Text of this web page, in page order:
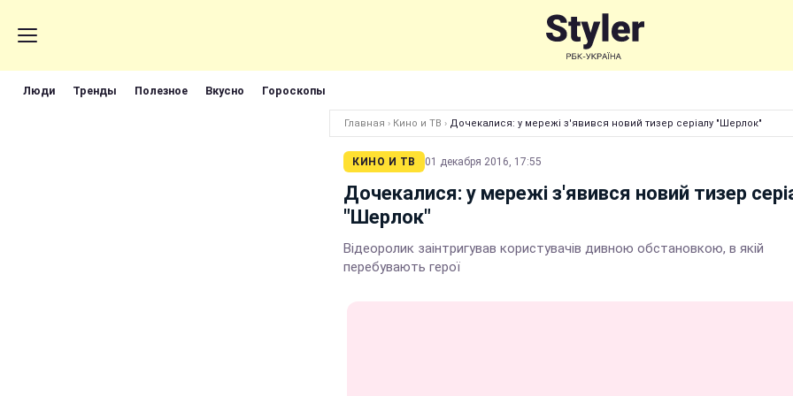
Люди Тренды Полезное Вкусно Гороскопы
Главная › Кино и ТВ › Дочекалися: у мережі з'явився новий тизер серіалу "Шерлок"
КИНО И ТВ 01 декабря 2016, 17:55
Дочекалися: у мережі з'явився новий тизер
"Шерлок"
Відеоролик заінтригував користувачів дивною обстановкою, в якій
перебувають герої